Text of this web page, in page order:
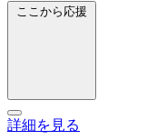
ここから応援
詳細を見る